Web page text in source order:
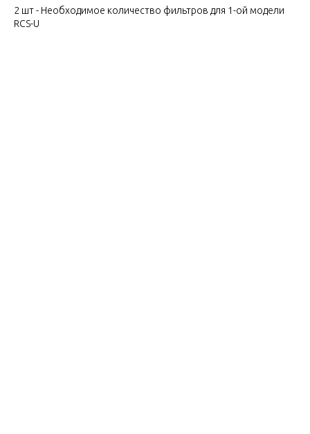
2 шт - Необходимое количество фильтров для 1-ой модели
RCS-U